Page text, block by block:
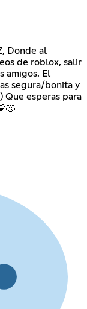
Donde al
de roblox, salir
amigos. El
segura/bonita y
Que esperas para